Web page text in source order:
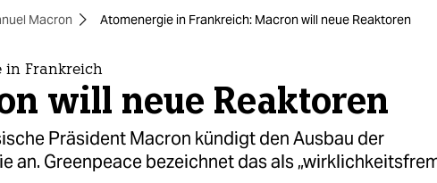
Macron Atomenergie in Frankreich: Macron will neue Reaktoren
in Frankreich
will neue Reaktoren
Präsident Macron kündigt den Ausbau der
an. Greenpeace bezeichnet das als